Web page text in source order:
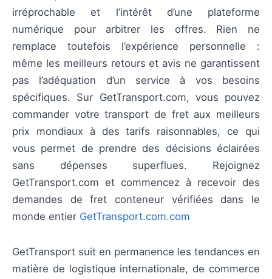
irréprochable et l’intérêt d’une plateforme
numérique pour arbitrer les offres. Rien ne
remplace toutefois l’expérience personnelle :
même les meilleurs retours et avis ne garantissent
pas l’adéquation d’un service à vos besoins
spécifiques. Sur GetTransport.com, vous pouvez
commander votre transport de fret aux meilleurs
prix mondiaux à des tarifs raisonnables, ce qui
vous permet de prendre des décisions éclairées
sans dépenses superflues. Rejoignez
GetTransport.com et commencez à recevoir des
demandes de fret conteneur vérifiées dans le
monde entier GetTransport.com.com
GetTransport suit en permanence les tendances en
matière de logistique internationale, de commerce